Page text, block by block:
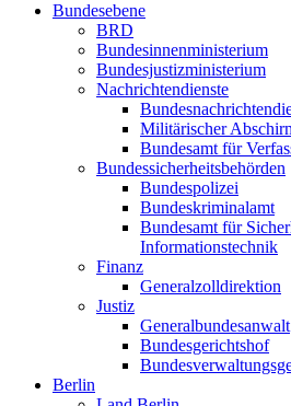
Bundesebene
BRD
Bundesinnenministerium
Bundesjustizministerium
Nachrichtendienste
Militärischer
Bundesamt für
Bundessicherheitsbehörden
Bundespolizei
Bundeskriminalamt
Bundesamt für
Informationstechnik
Finanz
Generalzolldirektion
Justiz
Generalbundesanwalt
Bundesgerichtshof
Berlin